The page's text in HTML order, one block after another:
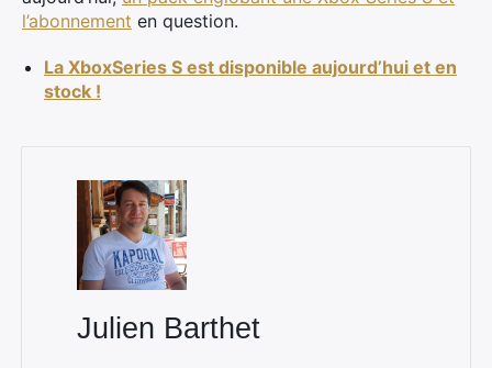
l’abonnement en question.
La XboxSeries S est disponible aujourd’hui et en
stock !
Julien Barthet
Rechercher